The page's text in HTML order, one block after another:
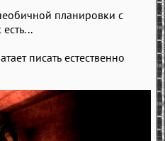
планировки с
писать естественно